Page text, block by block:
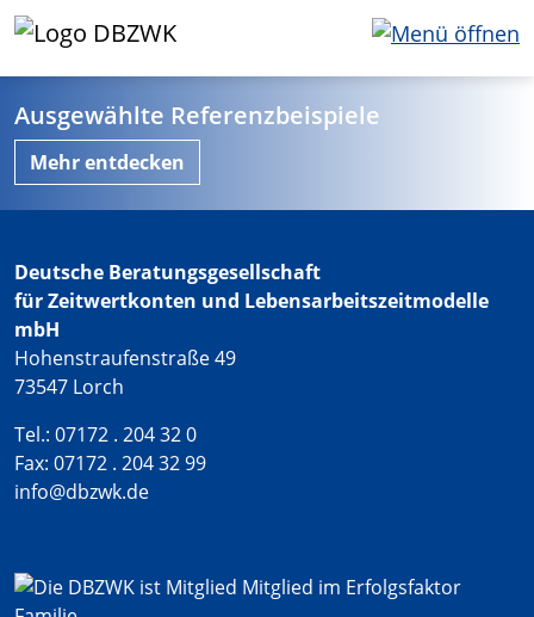
Ausgewählte Referenzbeispiele
Mehr entdecken
Deutsche Beratungsgesellschaft
für Zeitwertkonten und Lebensarbeitszeitmodelle
mbH
Hohenstraufenstraße 49
73547 Lorch
Tel.: 07172 . 204 32 0
Fax: 07172 . 204 32 99
info@dbzwk.de